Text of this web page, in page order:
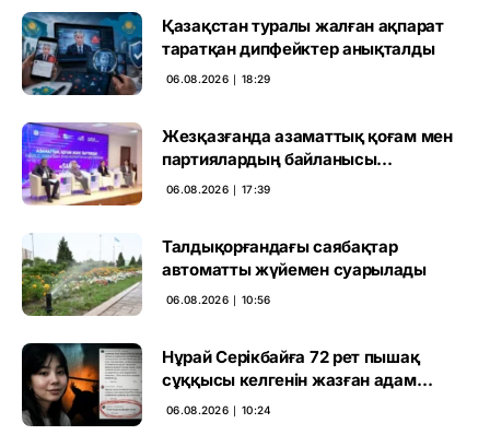
Қазақстан туралы жалған ақпарат
таратқан дипфейктер анықталды
06.08.2026 ∣ 18:29
Жезқазғанда азаматтық қоғам мен
партиялардың байланысы
талқыланды
06.08.2026 ∣ 17:39
Талдықорғандағы саябақтар
автоматты жүйемен суарылады
06.08.2026 ∣ 10:56
Нұрай Серікбайға 72 рет пышақ
сұққысы келгенін жазған адам
ұсталды
06.08.2026 ∣ 10:24